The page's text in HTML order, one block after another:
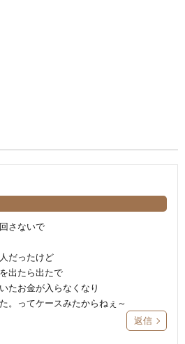
さないで
だったけど
出たら出たで
たお金が入らなくなり
。ってケースみたからねぇ～
返信